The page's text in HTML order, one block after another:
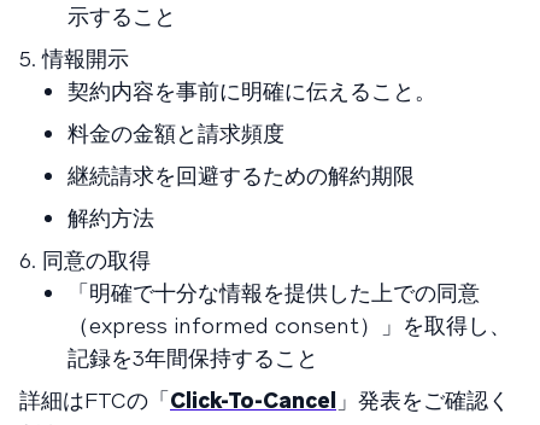
示すること
5. 情報開示
契約内容を事前に明確に伝えること。
料金の金額と請求頻度
継続請求を回避するための解約期限
解約方法
6. 同意の取得
「明確で十分な情報を提供した上での同意
（express informed consent）」を取得し、
記録を3年間保持すること
詳細はFTCの「Click-To-Cancel 」発表をご確認く